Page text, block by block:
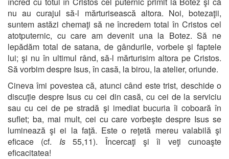
nu au curajul să-l mărturisească altora. Noi, botezaţii,
suntem astăzi chemaţi să ne încredem total în Cristos cel
atotputernic, cu care am devenit una la Botez. Să ne
lepădăm total de satana, de gândurile, vorbele şi faptele
lui; şi nu în ultimul rând, să-l mărturisim altora pe Cristos.
Să vorbim despre Isus, în casă, la birou, la atelier, oriunde.
Cineva îmi povestea că, atunci când este trist, deschide o
discuţie despre Isus cu cei din casă, cu cei de la serviciu
sau cu cei de pe stradă şi imediat bucuria îi coboară în
suflet; ba, mai mult, cei cu care vorbeşte despre Isus se
luminează şi ei la faţă. Este o reţetă mereu valabilă şi
eficace (cf. Is55,11). Încercaţi şi îi veţi cunoaşte
eficacitatea!